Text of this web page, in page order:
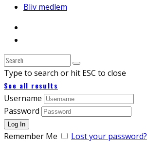
Bliv medlem
Type to search or hit ESC to close
See all results
Username
Password
Remember Me Lost your password?